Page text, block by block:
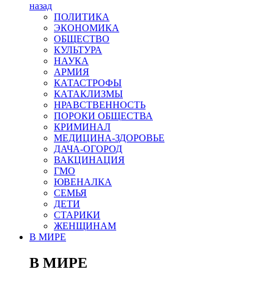
назад
ПОЛИТИКА
ЭКОНОМИКА
ОБЩЕСТВО
КУЛЬТУРА
НАУКА
АРМИЯ
КАТАСТРОФЫ
КАТАКЛИЗМЫ
НРАВСТВЕННОСТЬ
ПОРОКИ ОБЩЕСТВА
КРИМИНАЛ
МЕДИЦИНА-ЗДОРОВЬЕ
ДАЧА-ОГОРОД
ВАКЦИНАЦИЯ
ГМО
ЮВЕНАЛКА
СЕМЬЯ
ДЕТИ
СТАРИКИ
ЖЕНЩИНАМ
В МИРЕ
В МИРЕ